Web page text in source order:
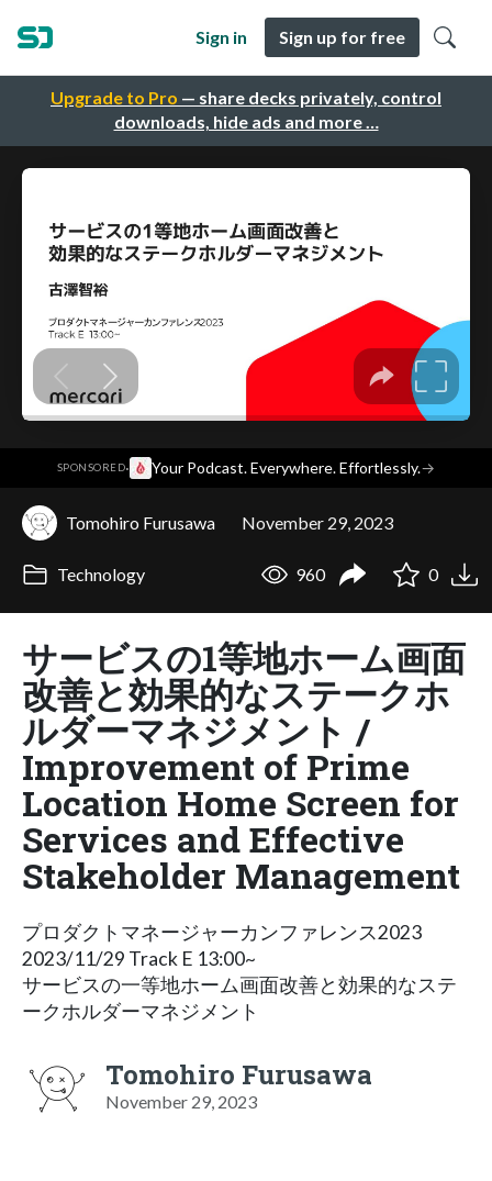
Upgrade to Pro — share decks privately, control
downloads, hide ads and more …
Sign in Sign up for free
SPONSORED· Your Podcast. Everywhere. Effortlessly.→
Tomohiro Furusawa November 29, 2023
Technology 960 0
サービスの1等地ホーム画面
改善と効果的なステークホ
ルダーマネジメント /
Improvement of Prime
Location Home Screen for
Services and Effective
Stakeholder Management
プロダクトマネージャーカンファレンス2023
2023/11/29 Track E 13:00~
サービスの一等地ホーム画面改善と効果的なステ
ークホルダーマネジメント
Tomohiro Furusawa
November 29, 2023